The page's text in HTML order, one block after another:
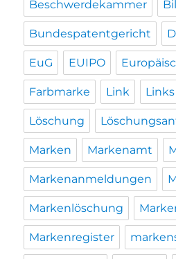
Beschwerdekammer
Bundespatentgericht
EuG EUIPO
Farbmarke Link Links
Löschung
Marken Markenamt
Markenanmeldungen
Markenlöschung
Markenregister